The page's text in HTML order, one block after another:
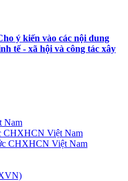
ý kiến vào các nội dung
tế - xã hội và công tác xây
Nam
CHXHCN Việt Nam
CHXHCN Việt Nam